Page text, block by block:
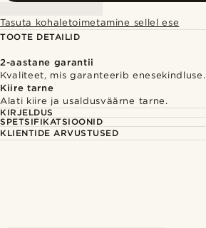
Tasuta kohaletoimetamine sellel ese
TOOTE DETAILID
2-aastane garantii
Kvaliteet, mis garanteerib enesekindluse.
Kiire tarne
Alati kiire ja usaldusväärne tarne.
KIRJELDUS
SPETSIFIKATSIOONID
KLIENTIDE ARVUSTUSED